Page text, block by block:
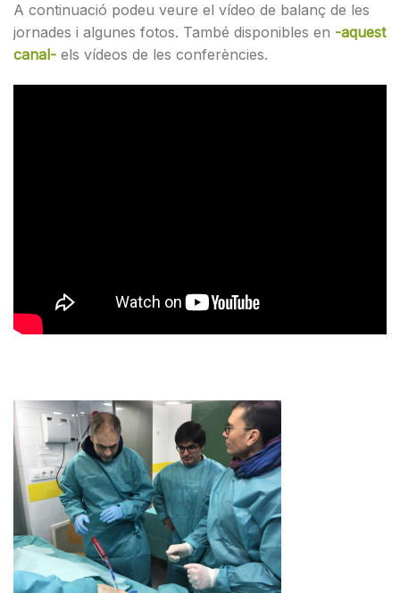
A continuació podeu veure el vídeo de balanç de les
jornades i algunes fotos. També disponibles en -aquest
canal- els vídeos de les conferències.